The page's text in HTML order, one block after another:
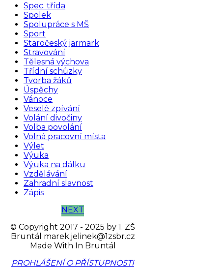
Spec. třída
Spolek
Spolupráce s MŠ
Sport
Staročeský jarmark
Stravování
Tělesná výchova
Třídní schůzky
Tvorba žáků
Úspěchy
Vánoce
Veselé zpívání
Volání divočiny
Volba povolání
Volná pracovní místa
Výlet
Výuka
Výuka na dálku
Vzdělávání
Zahradní slavnost
Zápis
NEXT
© Copyright 2017 - 2025 by 1. ZŠ
Bruntál marek.jelinek@1zsbr.cz
Made With In Bruntál
PROHLÁŠENÍ O PŘÍSTUPNOSTI